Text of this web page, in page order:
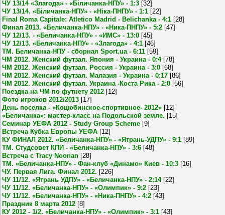
ЧУ 13/14 «Злагода» - «Біличанка-НПУ» - 1:3 [32]
ЧУ 13/14. «Біличанка-НПУ» - «Ніка-ПНПУ» - 1:1 [22]
Final Roma Capitale: Atletico Madrid - Belichanka - 4:1 [28]
Финал 2013. «Беличанка-НПУ» - «Ника-ПНПУ» - 5:2 [47]
ЧУ 12/13. - «Беличанка-НПУ» - «ИМС» - 13:0 [45]
ЧУ 12/13. «Беличанка-НПУ» - «Злагода» - 4:1 [46]
ТМ. Беличанка-НПУ - сборная Sport.ua - 6:11 [59]
ЧМ 2012. Женский футзал. Япония - Украина - 0:4 [78]
ЧМ 2012. Женский футзал. Россия - Украина - 3:0 [68]
ЧМ 2012. Женский футзал. Малазия - Украина - 0:17 [86]
ЧМ 2012. Женский футзал. Украина -Коста Рика - 2:0 [56]
Поездка на ЧМ по футнету 2012 [12]
Фото игроков 2012/2013 [17]
День поселка - «Коцюбинское-спортивное- 2012» [12]
«Беличанка»: мастер-класс на Подольской земле. [15]
Семинар УЕФА 2012 - Study Group Scheme [9]
Встреча Кубка Европы УЕФА [12]
КУ ФИНАЛ 2012. «Беличанка-НПУ» - «Ятрань-УДПУ» - 9:1 [89]
ТМ. Студсовет КПИ - «Беличанка-НПУ» - 3:6 [48]
Встреча с Tracy Noonan [28]
ТМ. «Беличанка-НПУ» - Фан-клуб «Динамо» Киев - 10:3 [16]
ЧУ. Первая Лига. Финал 2012. [226]
ЧУ 11/12. «Ятрань УДПУ» - «Беличанка-НПУ» - 2:14 [22]
ЧУ 11/12. «Беличанка-НПУ» - «Олимпик» - 9:2 [23]
ЧУ 11/12. «Беличанка-НПУ» - «Ника-ПНПУ» - 4:2 [43]
Праздник 8 марта 2012 [8]
КУ 2012 - 1/2. «Беличанка-НПУ» - «Олимпик» - 3:1 [43]